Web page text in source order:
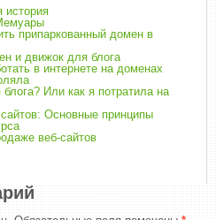
история
припаркованный домен в
и движок для блога
в интернете на доменах
Или как я потратила на
Основные принципы
веб-сайтов